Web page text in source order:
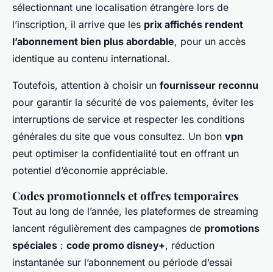
sélectionnant une localisation étrangère lors de
l’inscription, il arrive que les prix affichés rendent
l’abonnement bien plus abordable, pour un accès
identique au contenu international.
Toutefois, attention à choisir un fournisseur reconnu
pour garantir la sécurité de vos paiements, éviter les
interruptions de service et respecter les conditions
générales du site que vous consultez. Un bon vpn
peut optimiser la confidentialité tout en offrant un
potentiel d’économie appréciable.
Codes promotionnels et offres temporaires
Tout au long de l’année, les plateformes de streaming
lancent régulièrement des campagnes de promotions
spéciales : code promo disney+, réduction
instantanée sur l’abonnement ou période d’essai